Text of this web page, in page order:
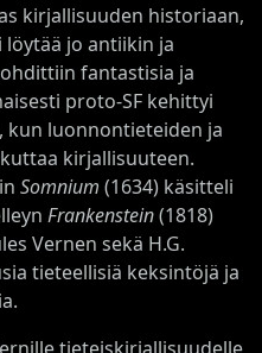
kirjallisuuden historiaan,
löytää jo antiikin ja
fantastisia ja
proto-SF kehittyi
kun luonnontieteiden ja
kirjallisuuteen.
Somnium (1634) käsitteli
Frankenstein(1818)
Vernen sekä H.G.
tieteellisiä keksintöjä ja
tieteiskirjallisuudelle